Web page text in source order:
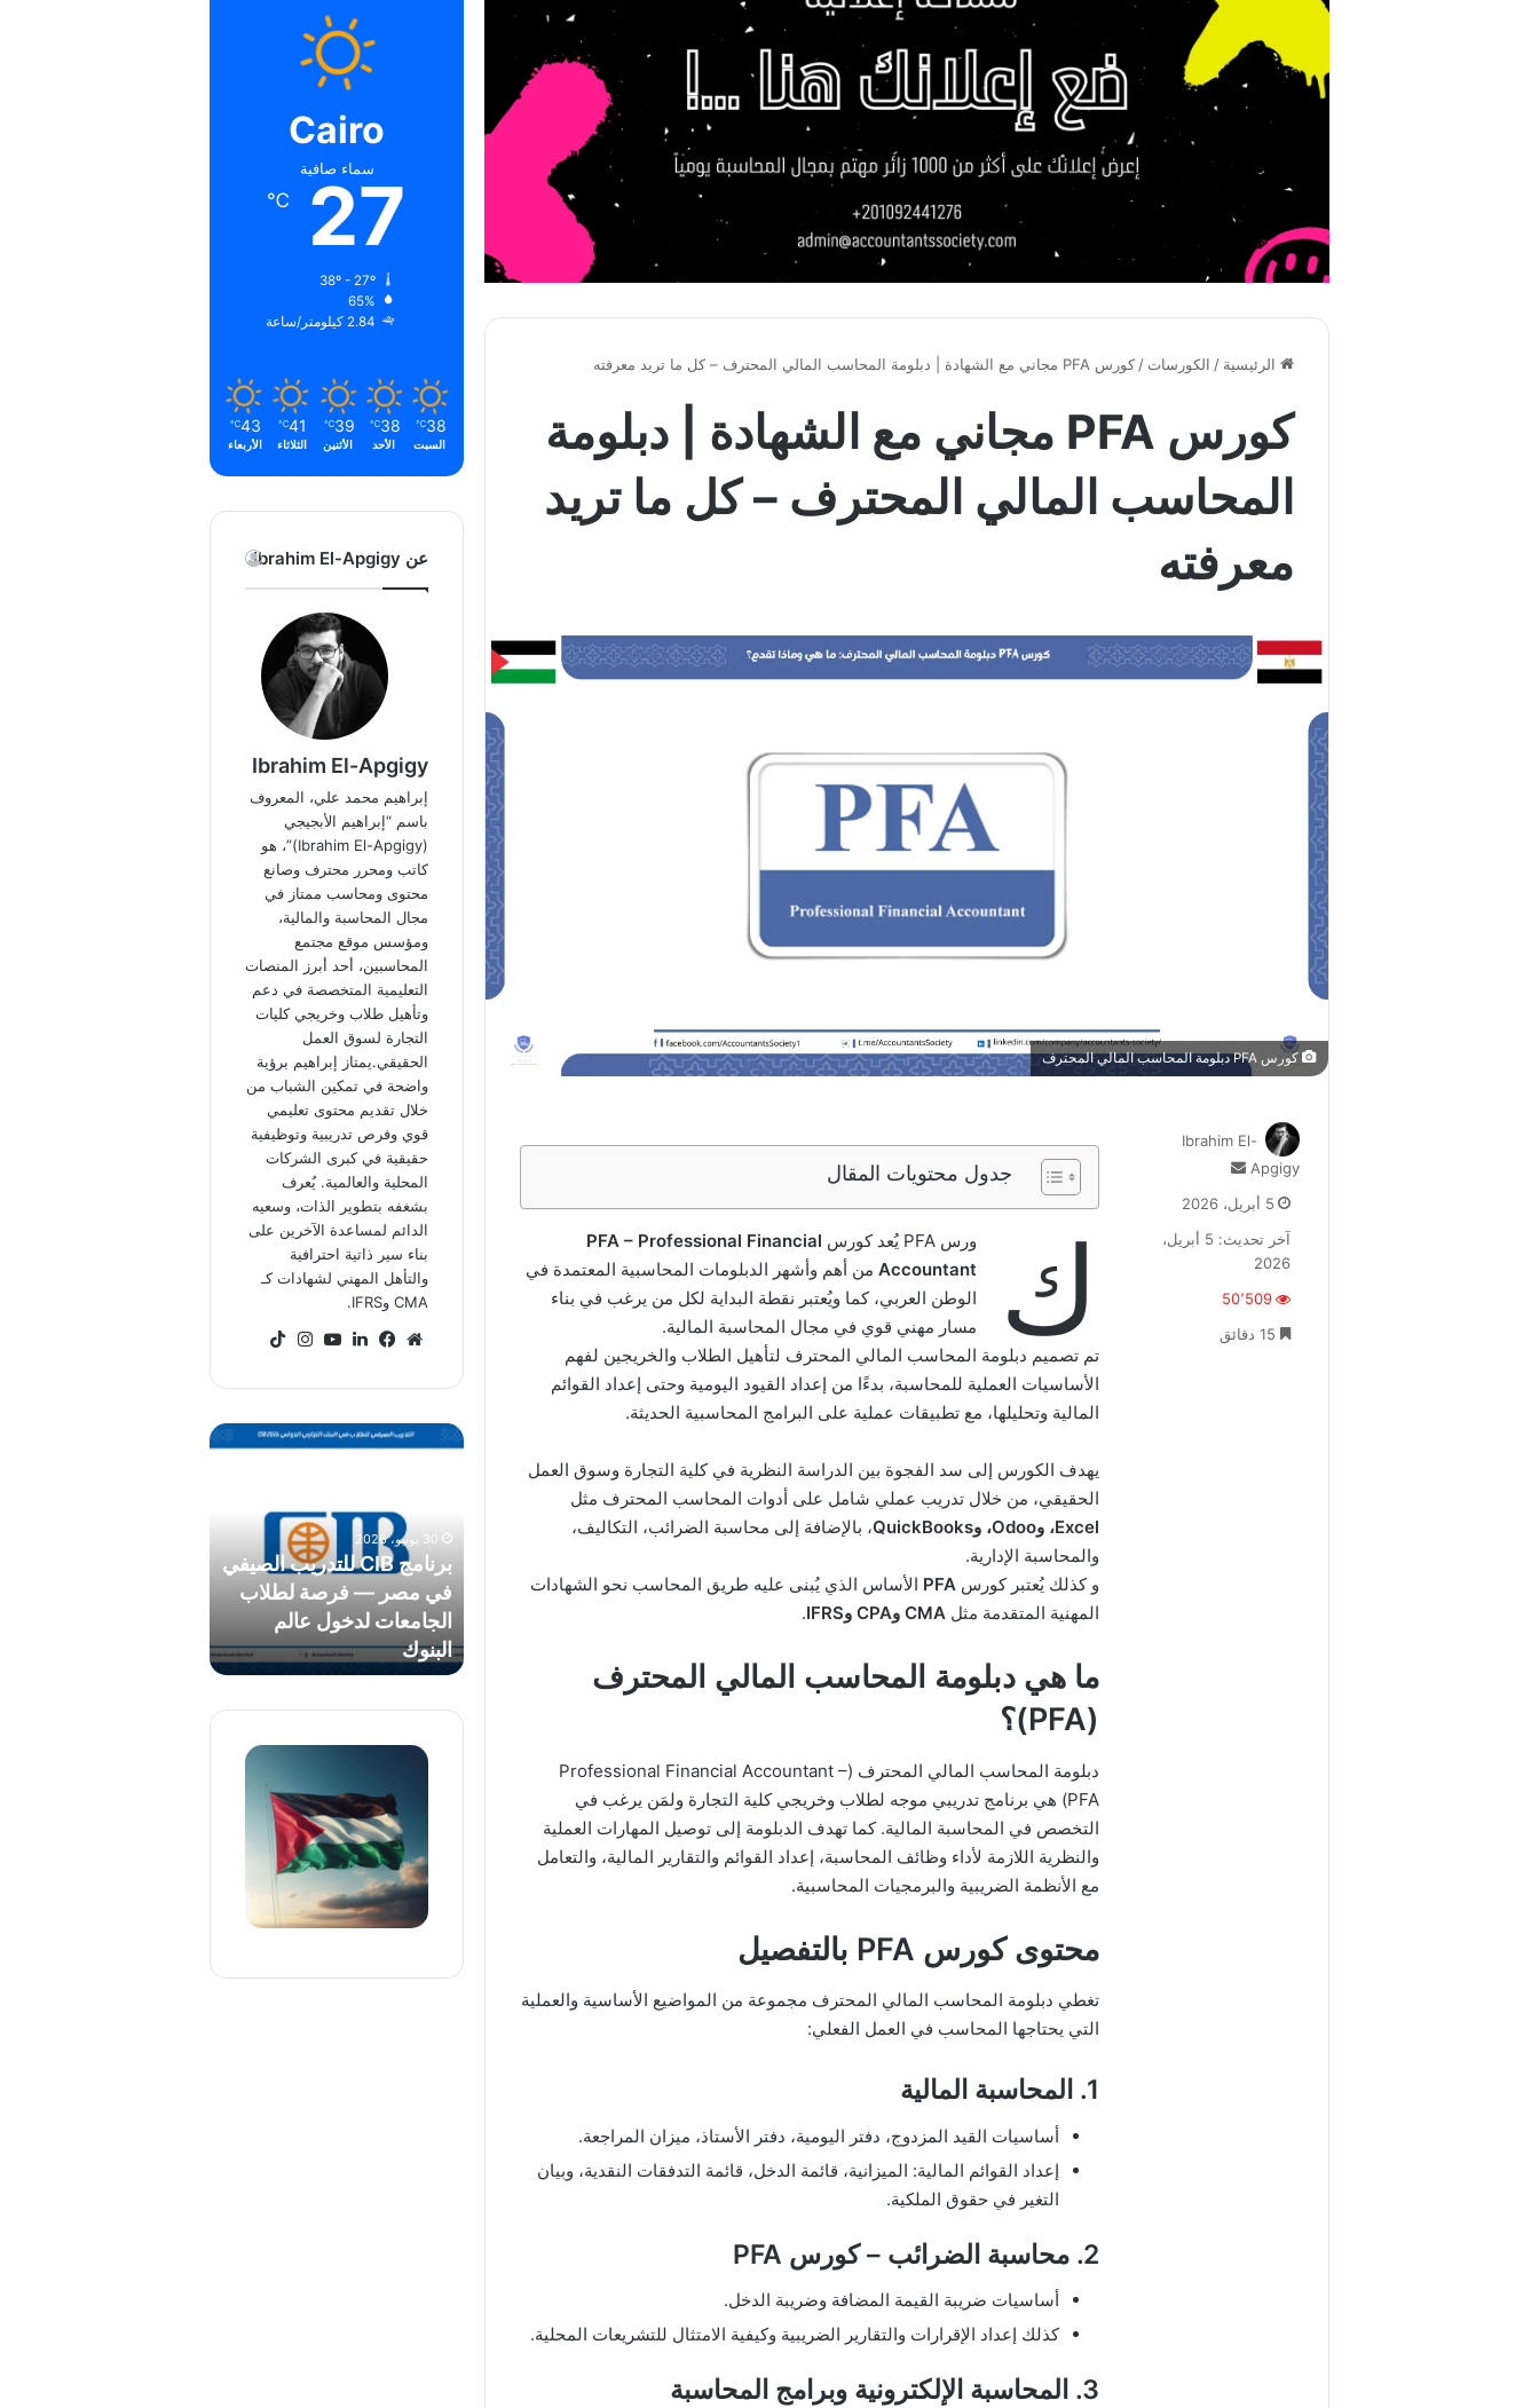
الرئيسية / الكورسات / كورس PFA مجاني مع الشهادة | دبلومة المحاسب المالي المحترف – كل ما تريد معرفته
كورس PFA مجاني مع الشهادة | دبلومة
المحاسب المالي المحترف – كل ما تريد
معرفته
كورس PFA دبلومة المحاسب المالي المحترف
جدول محتويات المقال
ك ورس PFA يُعد كورس
PFA – Professional Financial
Accountant من أهم وأشهر الدبلومات المحاسبية المعتمدة في
الوطن العربي، كما ويُعتبر نقطة البداية لكل من يرغب في بناء
مسار مهني قوي في مجال المحاسبة المالية.
تم تصميم دبلومة المحاسب المالي المحترف لتأهيل الطلاب والخريجين لفهم
الأساسيات العملية للمحاسبة، بدءًا من إعداد القيود اليومية وحتى إعداد القوائم
المالية وتحليلها، مع تطبيقات عملية على البرامج المحاسبية الحديثة.
يهدف الكورس إلى سد الفجوة بين الدراسة النظرية في كلية التجارة وسوق العمل
الحقيقي، من خلال تدريب عملي شامل على أدوات المحاسب المحترف مثل
Excel، وOdoo، وQuickBooks
، بالإضافة إلى محاسبة الضرائب، التكاليف،
والمحاسبة الإدارية.
و كذلك يُعتبر كورس PFA الأساس الذي يُبنى عليه طريق المحاسب نحو الشهادات
المهنية المتقدمة مثل CMA وCPA وIFRS .
ما هي دبلومة المحاسب المالي المحترف
(PFA)؟
دبلومة المحاسب المالي المحترف (Professional Financial Accountant –
PFA) هي برنامج تدريبي موجه لطلاب وخريجي كلية التجارة ولمَن يرغب في
التخصص في المحاسبة المالية. كما تهدف الدبلومة إلى توصيل المهارات العملية
والنظرية اللازمة لأداء وظائف المحاسبة، إعداد القوائم والتقارير المالية، والتعامل
مع الأنظمة الضريبية والبرمجيات المحاسبية.
محتوى كورس PFA بالتفصيل
تغطي دبلومة المحاسب المالي المحترف مجموعة من المواضيع الأساسية والعملية
التي يحتاجها المحاسب في العمل الفعلي:
1. المحاسبة المالية
أساسيات القيد المزدوج، دفتر اليومية، دفتر الأستاذ، ميزان المراجعة.
إعداد القوائم المالية: الميزانية، قائمة الدخل، قائمة التدفقات النقدية، وبيان
التغير في حقوق الملكية.
2. محاسبة الضرائب – كورس PFA
أساسيات ضريبة القيمة المضافة وضريبة الدخل.
كذلك إعداد الإقرارات والتقارير الضريبية وكيفية الامتثال للتشريعات المحلية.
3. المحاسبة الإلكترونية وبرامج المحاسبة
Ibrahim El-
Apgigy
أرسل
إلكترونيا
5 أبريل، 2026
آخر تحديث: 5 أبريل،
2026
50٬509
Cairo
سماء صافية
27
℃
65%
2.84 كيلومتر/ساعة
38
℃
السبت
38
℃
الأحد
39
℃
الأثنين
41
℃
الثلاثاء
43
℃
الأربعاء
عن Ibrahim El-Apgigy
Ibrahim El-Apgigy
إبراهيم محمد علي، المعروف
باسم “إبراهيم الأبجيجي
(Ibrahim El-Apgigy)”، هو
كاتب ومحرر محترف وصانع
محتوى ومحاسب ممتاز في
مجال المحاسبة والمالية،
ومؤسس موقع مجتمع
المحاسبين، أحد أبرز المنصات
التعليمية المتخصصة في دعم
وتأهيل طلاب وخريجي كليات
التجارة لسوق العمل
الحقيقي.يمتاز إبراهيم برؤية
واضحة في تمكين الشباب من
خلال تقديم محتوى تعليمي
قوي وفرص تدريبية وتوظيفية
حقيقية في كبرى الشركات
المحلية والعالمية. يُعرف
بشغفه بتطوير الذات، وسعيه
الدائم لمساعدة الآخرين على
بناء سير ذاتية احترافية
والتأهل المهني لشهادات كـ
CMA وIFRS.
موقعفيسبوكلينكدإن‫YouTube
انستقرام
برنامج
—
فرصة
لطلاب
الجامعات
لدخول
البنوك
30 يونيو، 2026
برنامج CIB للتدريب الصيفي
في مصر — فرصة لطلاب
الجامعات لدخول عالم
البنوك